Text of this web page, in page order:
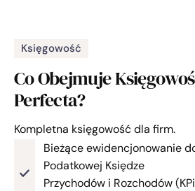
Księgowość
Co Obejmuje
Perfecta?
Kompletna księgowość dla firm.
Bieżące ewidencjonowanie
Podatkowej Księdze
Przychodów i Rozchodów